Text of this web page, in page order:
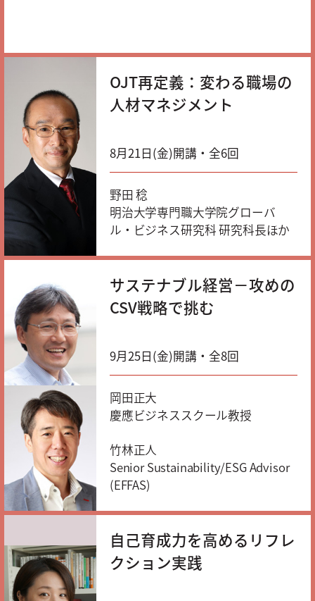
OJT再定義：変わる職場の
人材マネジメント
8月21日(金)開講・全6回
野田 稔
明治大学専門職大学院グローバ
ル・ビジネス研究科 研究科長ほか
サステナブル経営－攻めの
CSV戦略で挑む
9月25日(金)開講・全8回
岡田正大
慶應ビジネススクール教授
竹林正人
Senior Sustainability/ESG Advisor
(EFFAS)
自己育成力を高めるリフレ
クション実践